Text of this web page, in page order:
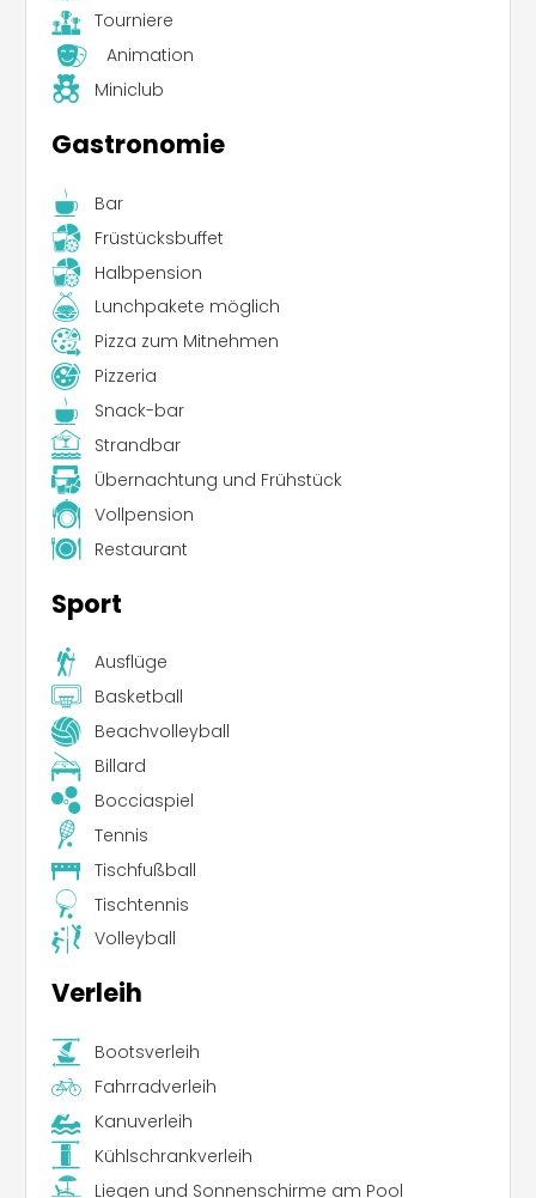
Tourniere
Animation
Miniclub
Gastronomie
Bar
Früstücksbuffet
Halbpension
Lunchpakete möglich
Pizza zum Mitnehmen
Pizzeria
Snack-bar
Strandbar
Übernachtung und Frühstück
Vollpension
Restaurant
Sport
Ausflüge
Basketball
Beachvolleyball
Billard
Bocciaspiel
Tennis
Tischfußball
Tischtennis
Volleyball
Verleih
Bootsverleih
Fahrradverleih
Kanuverleih
Kühlschrankverleih
Liegen und Sonnenschirme am Pool